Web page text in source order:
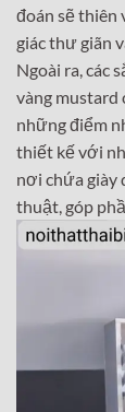
đoán sẽ thiên
giác thư giãn
Ngoài ra, các
vàng mustard
những điểm
thiết kế với
nơi chứa giày
thuật, góp